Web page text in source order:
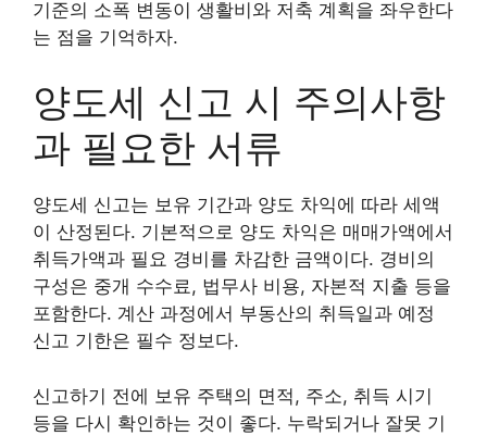
기준의 소폭 변동이 생활비와 저축 계획을 좌우한다
는 점을 기억하자.
양도세 신고 시 주의사항
과 필요한 서류
양도세 신고는 보유 기간과 양도 차익에 따라 세액
이 산정된다. 기본적으로 양도 차익은 매매가액에서
취득가액과 필요 경비를 차감한 금액이다. 경비의
구성은 중개 수수료, 법무사 비용, 자본적 지출 등을
포함한다. 계산 과정에서 부동산의 취득일과 예정
신고 기한은 필수 정보다.
신고하기 전에 보유 주택의 면적, 주소, 취득 시기
등을 다시 확인하는 것이 좋다. 누락되거나 잘못 기